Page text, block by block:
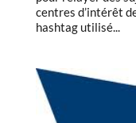
centres d’intérêt
hashtag utilisé...